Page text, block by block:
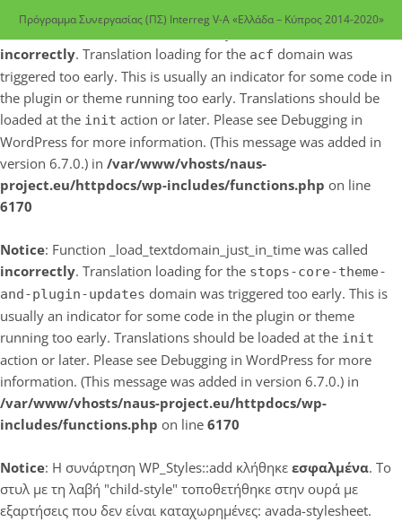
incorrectly. Translation loading for the acf domain was
triggered too early. This is usually an indicator for some code in
the plugin or theme running too early. Translations should be
loaded at the init action or later. Please see Debugging in
WordPress for more information. (This message was added in
version 6.7.0.) in /var/www/vhosts/naus-
project.eu/httpdocs/wp-includes/functions.php on line
6170
Notice: Function _load_textdomain_just_in_time was called
incorrectly. Translation loading for the stops-core-theme-
and-plugin-updates domain was triggered too early. This is
usually an indicator for some code in the plugin or theme
running too early. Translations should be loaded at the init
action or later. Please see Debugging in WordPress for more
information. (This message was added in version 6.7.0.) in
/var/www/vhosts/naus-project.eu/httpdocs/wp-
includes/functions.php on line 6170
Notice: Η συνάρτηση WP_Styles::add κλήθηκε εσφαλμένα. Το
στυλ με τη λαβή "child-style" τοποθετήθηκε στην ουρά με
εξαρτήσεις που δεν είναι καταχωρημένες: avada-stylesheet.
Πρόγραμμα Συνεργασίας (ΠΣ) Interreg V-A «Ελλάδα – Κύπρος 2014-2020»